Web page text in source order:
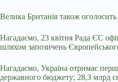
Велика Британія також
Нагадаємо, 23 квітня Рада ЄС
шляхом запозичень
Нагадаємо, Україна отримає
державного бюджету; 28,3 млрд